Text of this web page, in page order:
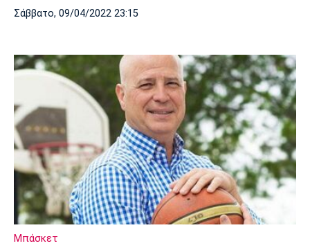
Σάββατο, 09/04/2022 23:15
Μπάσκετ